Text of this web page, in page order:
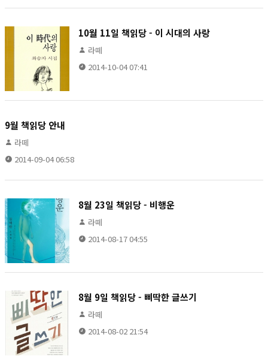
10월 11일 책읽당 - 이 시대의 사랑
라떼
2014-10-04 07:41
9월 책읽당 안내
라떼
2014-09-04 06:58
8월 23일 책읽당 - 비행운
라떼
2014-08-17 04:55
8월 9일 책읽당 - 삐딱한 글쓰기
라떼
2014-08-02 21:54